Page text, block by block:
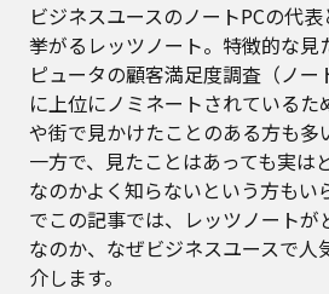
ビジネスユースのノートPCの代
挙がるレッツノート。特徴的な見
ピュータの顧客満足度調査（ノー
に上位にノミネートされているた
や街で見かけたことのある方も多
一方で、見たことはあっても実は
なのかよく知らないという方もい
でこの記事では、レッツノートが
なのか、なぜビジネスユースで人
介します。